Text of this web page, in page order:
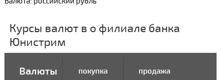
Курсы валют в о филиале банка
Юнистрим
Валюты покупка продажа